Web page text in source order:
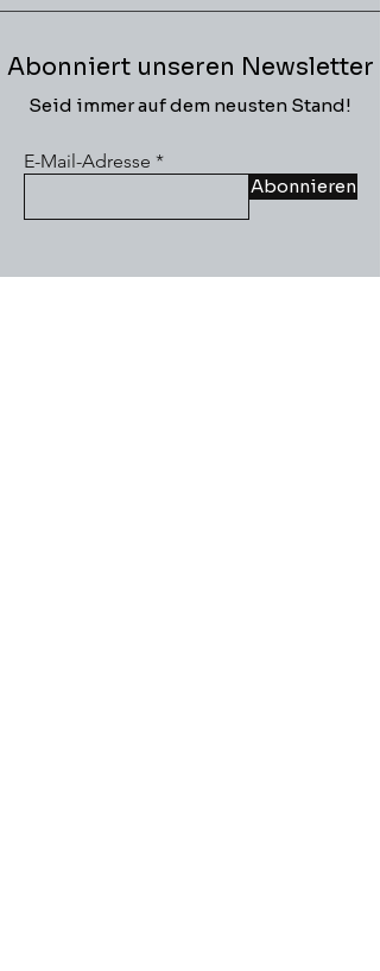
Abonniert unseren Newsletter
Seid immer auf dem neusten Stand!
E-Mail-Adresse
Abonnieren